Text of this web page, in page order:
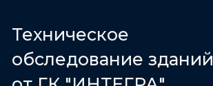
Техническое
обследование зданий